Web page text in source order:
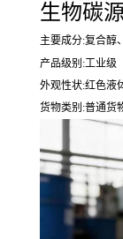
生物碳
主要成分:复合醇
产品级别:工业级
外观性状:红色液
货物类别:普通货